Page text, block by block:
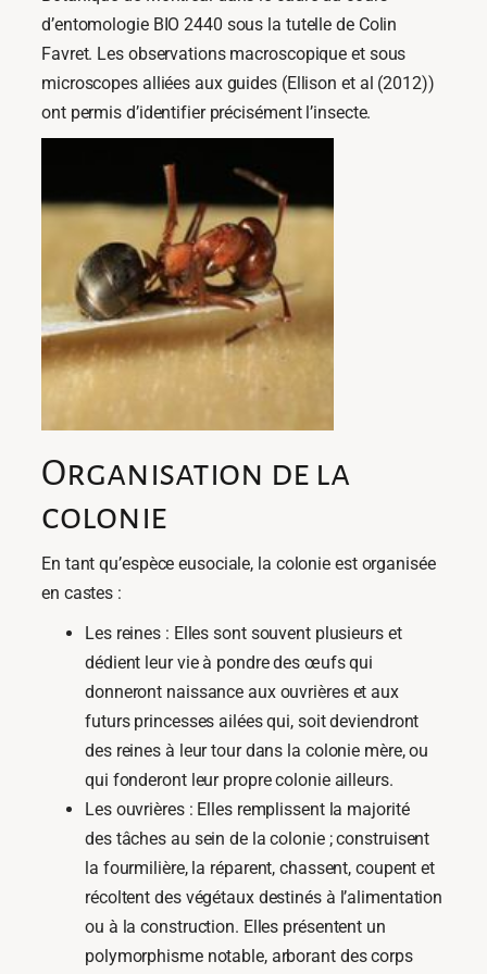
d’entomologie BIO 2440 sous la tutelle de Colin
Favret. Les observations macroscopique et sous
microscopes alliées aux guides (Ellison et al (2012))
ont permis d’identifier précisément l’insecte.
Organisation de la
colonie
En tant qu’espèce eusociale, la colonie est organisée
en castes :
Les reines : Elles sont souvent plusieurs et
dédient leur vie à pondre des œufs qui
donneront naissance aux ouvrières et aux
futurs princesses ailées qui, soit deviendront
des reines à leur tour dans la colonie mère, ou
qui fonderont leur propre colonie ailleurs.
Les ouvrières : Elles remplissent la majorité
des tâches au sein de la colonie ; construisent
la fourmilière, la réparent, chassent, coupent et
récoltent des végétaux destinés à l’alimentation
ou à la construction. Elles présentent un
polymorphisme notable, arborant des corps